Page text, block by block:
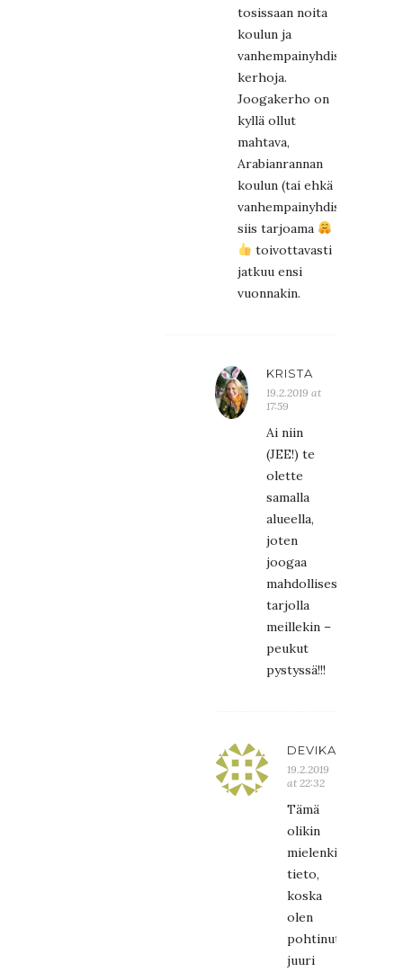
tosissaan noita
koulun ja
vanhempainyhdistyksen
kerhoja.
Joogakerho on
kyllä ollut
mahtava,
Arabianrannan
koulun (tai ehkä
vanhempainyhdistyksen)
siis tarjoama
toivottavasti
jatkuu ensi
vuonnakin.
KRISTA
19.2.2019 at
17:59
Ai niin
(JEE!) te
olette
samalla
alueella,
joten
joogaa
mahdollisesti
tarjolla
meillekin –
peukut
pystyssä!!!
DEVIKA
19.2.2019
at 22:32
Tämä
olikin
mielenkiintoinen
tieto,
koska
olen
pohtinut
juuri